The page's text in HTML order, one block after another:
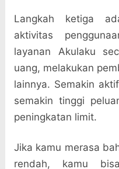
Langkah ketiga
aktivitas
layanan Akulaku
uang, melakukan
lainnya. Semakin
semakin tinggi
peningkatan limit.
Jika kamu merasa
rendah, kamu